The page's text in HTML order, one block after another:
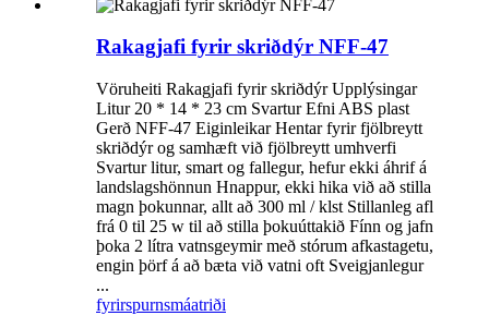
Rakagjafi fyrir skriðdýr NFF-47
Vöruheiti Rakagjafi fyrir skriðdýr Upplýsingar
Litur 20 * 14 * 23 cm Svartur Efni ABS plast
Gerð NFF-47 Eiginleikar Hentar fyrir fjölbreytt
skriðdýr og samhæft við fjölbreytt umhverfi
Svartur litur, smart og fallegur, hefur ekki áhrif á
landslagshönnun Hnappur, ekki hika við að stilla
magn þokunnar, allt að 300 ml / klst Stillanleg afl
frá 0 til 25 w til að stilla þokuúttakið Fínn og jafn
þoka 2 lítra vatnsgeymir með stórum afkastagetu,
engin þörf á að bæta við vatni oft Sveigjanlegur
...
fyrirspurnsmáatriði